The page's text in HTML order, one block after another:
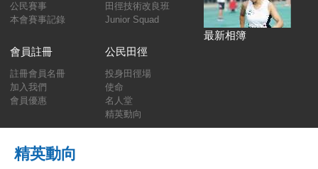
公民賽事
本會賽事記錄
田徑技術改良班
Junior Squad
最新相簿
會員註冊
註冊會員名冊
加入我們
會員優惠
公民田徑
投身田徑場
使命
名人堂
精英動向
精英動向